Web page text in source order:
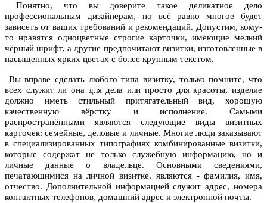
Понятно, что вы доверите такое деликатное дело
профессиональным дизайнерам, но всё равно многое будет
зависеть от ваших требований и рекомендаций. Допустим, кому-
то нравятся одноцветные строгие карточки, имеющие мелкий
чёрный шрифт, а другие предпочитают визитки, изготовленные в
насыщенных ярких цветах с более крупным текстом.
Вы вправе сделать любого типа визитку, только помните, что
всех служит ли она для дела или просто для красоты, изделие
должно иметь стильный притягательный вид, хорошую
качественную вёрстку и исполнение. Самыми
распространёнными являются следующие виды визитных
карточек: семейные, деловые и личные. Многие люди заказывают
в специализированных типографиях комбинированные визитки,
которые содержат не только служебную информацию, но и
личные данные о владельце. Основными сведениями,
печатающимися на личной визитке, являются - фамилия, имя,
отчество. Дополнительной информацией служит адрес, номера
контактных телефонов, домашний адрес и электронной почты.